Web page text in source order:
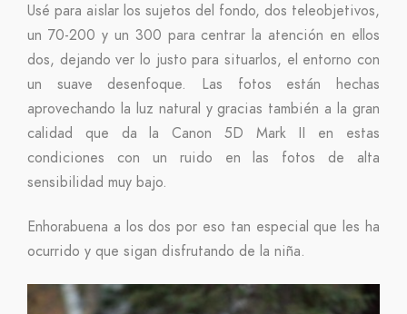
Usé para aislar los sujetos del fondo, dos teleobjetivos,
un 70-200 y un 300 para centrar la atención en ellos
dos, dejando ver lo justo para situarlos, el entorno con
un suave desenfoque. Las fotos están hechas
aprovechando la luz natural y gracias también a la gran
calidad que da la Canon 5D Mark II en estas
condiciones con un ruido en las fotos de alta
sensibilidad muy bajo.
Enhorabuena a los dos por eso tan especial que les ha
ocurrido y que sigan disfrutando de la niña.